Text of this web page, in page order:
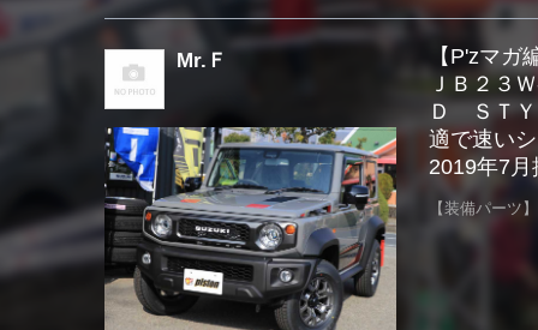
Mr.Ｆ
【P'zマガ
ＪＢ２３
Ｄ ＳＴＹ
適で速い
2019年7月
【装備パーツ